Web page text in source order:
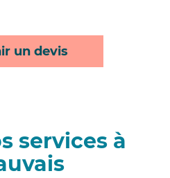
un devis
services à